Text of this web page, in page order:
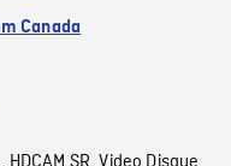
Canada